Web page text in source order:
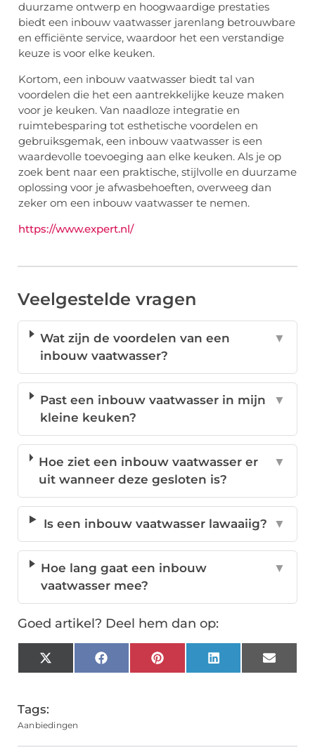
duurzame ontwerp en hoogwaardige prestaties
biedt een inbouw vaatwasser jarenlang betrouwbare
en efficiënte service, waardoor het een verstandige
keuze is voor elke keuken.
Kortom, een inbouw vaatwasser biedt tal van
voordelen die het een aantrekkelijke keuze maken
voor je keuken. Van naadloze integratie en
ruimtebesparing tot esthetische voordelen en
gebruiksgemak, een inbouw vaatwasser is een
waardevolle toevoeging aan elke keuken. Als je op
zoek bent naar een praktische, stijlvolle en duurzame
oplossing voor je afwasbehoeften, overweeg dan
zeker om een inbouw vaatwasser te nemen.
https://www.expert.nl/
Veelgestelde vragen
Wat zijn de voordelen van een
inbouw vaatwasser?
▼
Past een inbouw vaatwasser in mijn
kleine keuken?
▼
Hoe ziet een inbouw vaatwasser er
uit wanneer deze gesloten is?
▼
Is een inbouw vaatwasser lawaaiig? ▼
Hoe lang gaat een inbouw
vaatwasser mee?
▼
Goed artikel? Deel hem dan op:
X
(Twitter)
FacebookPinterestLinkedInEmail
Tags:
Aanbiedingen